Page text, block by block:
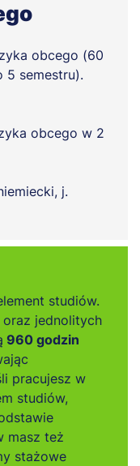
obcego (60
5 semestru).
obcego w 2
j.
studiów.
jednolitych
960 godzin
pracujesz w
studiów,
masz też
stażowe